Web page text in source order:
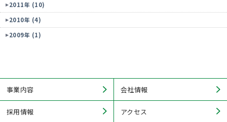
2011年 (10)
2010年 (4)
2009年 (1)
事業内容 会社情報
採用情報 アクセス